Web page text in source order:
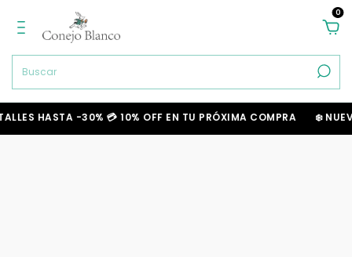
0
HASTA -30% 💳 10% OFF EN TU PRÓXIMA COMPRA ❄️ NUEVA